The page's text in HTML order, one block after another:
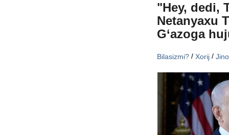
"Hey, dedi,
Netanyaxu
G‘azoga
Bilasizmi? /Xorij /